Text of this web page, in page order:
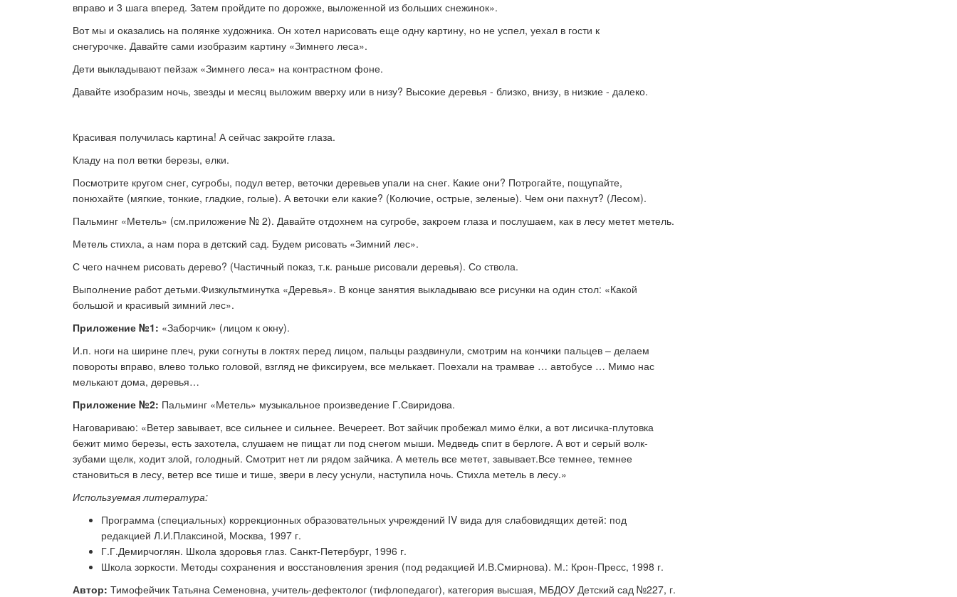
вправо и 3 шага вперед. Затем пройдите по дорожке, выложенной из больших снежинок».
Вот мы и оказались на полянке художника. Он хотел нарисовать еще одну картину, но не успел, уехал в гости к
снегурочке. Давайте сами изобразим картину «Зимнего леса».
Дети выкладывают пейзаж «Зимнего леса» на контрастном фоне.
Давайте изобразим ночь, звезды и месяц выложим вверху или в низу? Высокие деревья - близко, внизу, в низкие - далеко.
Красивая получилась картина! А сейчас закройте глаза.
Кладу на пол ветки березы, елки.
Посмотрите кругом снег, сугробы, подул ветер, веточки деревьев упали на снег. Какие они? Потрогайте, пощупайте,
понюхайте (мягкие, тонкие, гладкие, голые). А веточки ели какие? (Колючие, острые, зеленые). Чем они пахнут? (Лесом).
Пальминг «Метель» (см.приложение № 2). Давайте отдохнем на сугробе, закроем глаза и послушаем, как в лесу метет метель.
Метель стихла, а нам пора в детский сад. Будем рисовать «Зимний лес».
С чего начнем рисовать дерево? (Частичный показ, т.к. раньше рисовали деревья). Со ствола.
Выполнение работ детьми.Физкультминутка «Деревья». В конце занятия выкладываю все рисунки на один стол: «Какой
большой и красивый зимний лес».
Приложение №1: «Заборчик» (лицом к окну).
И.п. ноги на ширине плеч, руки согнуты в локтях перед лицом, пальцы раздвинули, смотрим на кончики пальцев – делаем
повороты вправо, влево только головой, взгляд не фиксируем, все мелькает. Поехали на трамвае … автобусе … Мимо нас
мелькают дома, деревья…
Приложение №2: Пальминг «Метель» музыкальное произведение Г.Свиридова.
Наговариваю: «Ветер завывает, все сильнее и сильнее. Вечереет. Вот зайчик пробежал мимо ёлки, а вот лисичка-плутовка
бежит мимо березы, есть захотела, слушаем не пищат ли под снегом мыши. Медведь спит в берлоге. А вот и серый волк-
зубами щелк, ходит злой, голодный. Смотрит нет ли рядом зайчика. А метель все метет, завывает.Все темнее, темнее
становиться в лесу, ветер все тише и тише, звери в лесу уснули, наступила ночь. Стихла метель в лесу.»
Используемая литература:
Программа (специальных) коррекционных образовательных учреждений IV вида для слабовидящих детей: под
редакцией Л.И.Плаксиной, Москва, 1997 г.
Г.Г.Демирчоглян. Школа здоровья глаз. Санкт-Петербург, 1996 г.
Школа зоркости. Методы сохранения и восстановления зрения (под редакцией И.В.Смирнова). М.: Крон-Пресс, 1998 г.
Автор: Тимофейчик Татьяна Семеновна, учитель-дефектолог (тифлопедагог), категория высшая, МБДОУ Детский сад №227, г.